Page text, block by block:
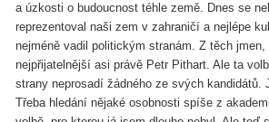
a úzkosti o budoucnost téhle země. Dnes se
reprezentoval naši zem v zahraničí a nejlépe
nejméně vadil politickým stranám. Z těch
nejpřijatelnější asi právě Petr Pithart. Ale ta
strany neprosadí žádného ze svých kandidátů.
Třeba hledání nějaké osobnosti spíše z